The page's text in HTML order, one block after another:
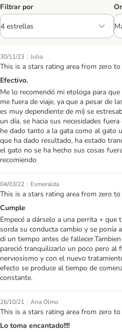
Filtrar por
30/11/23 | Julia
This is a stars rating area from zero
Efectivo.
Me lo recomendó mi etologa para
me fuera de viaje, ya que a pesar de
es muy dependiente de mi) se
un día, se hacia sus necesidades
he dado tanto a la gata como al gato
que ha dado resultado, ha estado
el gato no se ha hecho sus cosas
recomiendo
04/03/22 | Esmeralda
This is a stars rating area from zero
Cumple
Empecé a dárselo a una perrita + que
sorda su conducta cambio y se ponía
di un tiempo antes de
pareció tranquilizarlo un poco pero al
nerviosismo y con el nuevo
efecto se produce al tiempo de
constante.
26/10/21 | Ana Olmo
This is a stars rating area from zero
Lo toma encantado!!!!